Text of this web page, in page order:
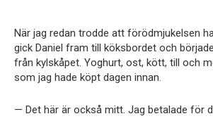
När jag redan trodde att förödmjukelsen
gick Daniel fram till köksbordet och
från kylskåpet. Yoghurt, ost, kött, till och
som jag hade köpt dagen innan.
— Det här är också mitt. Jag betalade för